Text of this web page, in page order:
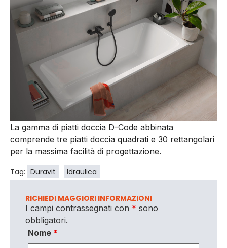
La gamma di piatti doccia D-Code abbinata
comprende tre piatti doccia quadrati e 30 rettangolari
per la massima facilità di progettazione.
Tag: Duravit Idraulica
RICHIEDI MAGGIORI INFORMAZIONI
I campi contrassegnati con * sono
obbligatori.
Nome *